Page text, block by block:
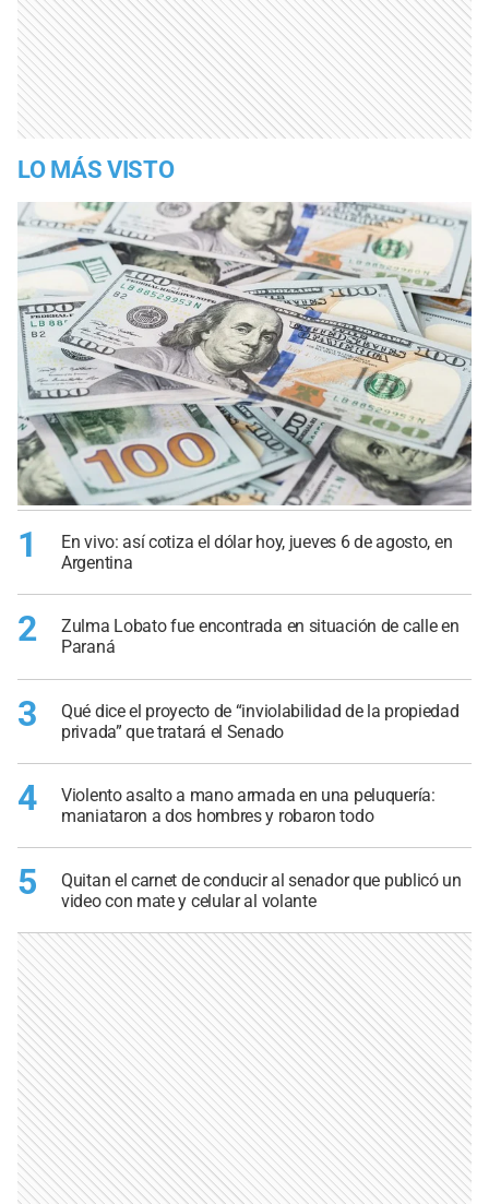
LO MÁS VISTO
1
En vivo: así cotiza el dólar hoy, jueves 6 de agosto, en
Argentina
2
Zulma Lobato fue encontrada en situación de calle en
Paraná
3
Qué dice el proyecto de “inviolabilidad de la propiedad
privada” que tratará el Senado
4
Violento asalto a mano armada en una peluquería:
maniataron a dos hombres y robaron todo
5
Quitan el carnet de conducir al senador que publicó un
video con mate y celular al volante